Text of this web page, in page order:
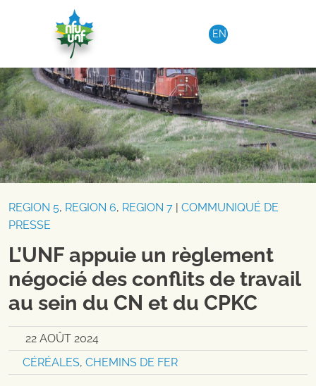
Aller au contenu
EN
REGION 5, REGION 6, REGION 7
COMMUNIQUÉ DE
PRESSE
L’UNF appuie un règlement
négocié des conflits de travail
au sein du CN et du CPKC
22 AOÛT 2024
CÉRÉALES, CHEMINS DE FER